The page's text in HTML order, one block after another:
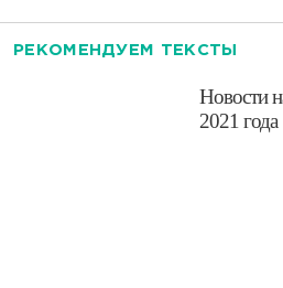
РЕКОМЕНДУЕМ ТЕКСТЫ
​Новости
2021 года